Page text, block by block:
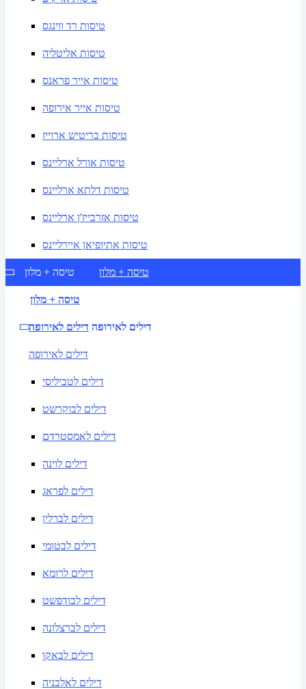
טיסות רד ווינגס
טיסות אליטליה
טיסות אייר פראנס
טיסות אייר אירופה
טיסות בריטיש ארוייז
טיסות אורל ארליינס
טיסות דלתא ארליינס
טיסות אזרבייז'ן ארליינס
טיסות אתיופיאן איירליינס
טיסה + מלון טיסה + מלון
טיסה + מלון
דילים לאירופה דילים לאירופה
דילים לאירופה
דילים לטביליסי
דילים לבוקרשט
דילים לאמסטרדם
דילים לוינה
דילים לפראג
דילים לברלין
דילים לבטומי
דילים לרומא
דילים לבודפשט
דילים לברצלונה
דילים לבאקו
דילים לאלבניה